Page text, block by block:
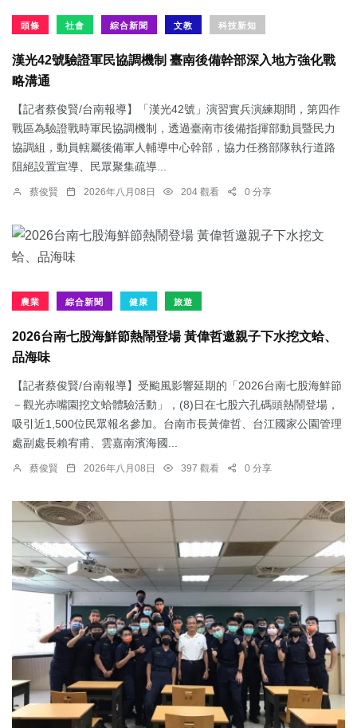
頭條 社會 綜合新聞 文教 科技新知
漢光42號驗證軍民協調機制 臺南後備幹部深入地方強化戰
略溝通
【記者蔡俊賢/台南報導】「漢光42號」演習實兵演練期間，第四作
戰區為驗證戰時軍民協調機制，透過臺南市後備指揮部動員暨民力
協調組，動員轄屬後備軍人輔導中心幹部，協力任務部隊執行道路
阻絕設置宣導、民眾聚集疏導...
蔡俊賢 2026年八月08日 204 觀看 0 分享
農業 綜合新聞 健康 旅遊
2026台南七股海鮮節熱鬧登場 黃偉哲邀親子下水挖文蛤、
品海味
【記者蔡俊賢/台南報導】受颱風影響延期的「2026台南七股海鮮節
－觀光赤嘴園挖文蛤體驗活動」，(8)日在七股六孔碼頭熱鬧登場，
吸引近1,500位民眾報名參加。台南市長黃偉哲、台江國家公園管理
處副處長賴宥甫、雲嘉南濱海國...
蔡俊賢 2026年八月08日 397 觀看 0 分享